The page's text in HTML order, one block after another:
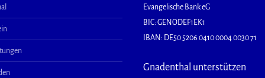
Evangelische Bank eG
BIC: GENODEF1EK1
IBAN: DE50 5206 0410 0004 0030 71
Gnadenthal unterstützen